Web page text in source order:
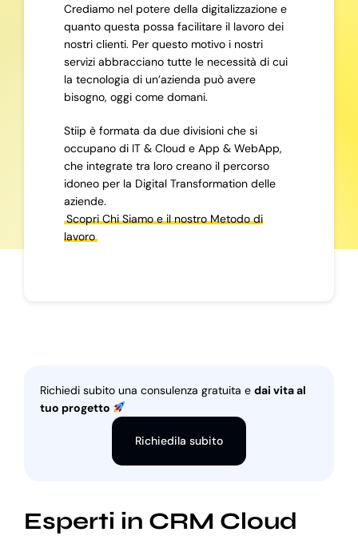
Crediamo nel potere della digitalizzazione e
quanto questa possa facilitare il lavoro dei
nostri clienti. Per questo motivo i nostri
servizi abbracciano tutte le necessità di cui
la tecnologia di un’azienda può avere
bisogno, oggi come domani.
Stiip è formata da due divisioni che si
occupano di IT & Cloud e App & WebApp,
che integrate tra loro creano il percorso
idoneo per la Digital Transformation delle
aziende.
Scopri Chi Siamo e il nostro Metodo di
lavoro
Richiedi subito una consulenza gratuita e dai vita al
tuo progetto
Richiedila subito
Esperti in CRM Cloud